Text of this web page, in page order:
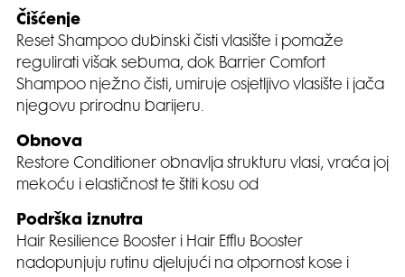
Čišćenje
Reset Shampoo dubinski čisti vlasište i pomaže
regulirati višak sebuma, dok Barrier Comfort
Shampoo nježno čisti, umiruje osjetljivo vlasište i jača
njegovu prirodnu barijeru.
Obnova
Restore Conditioner obnavlja strukturu vlasi, vraća joj
mekoću i elastičnost te štiti kosu od
Podrška iznutra
Hair Resilience Booster i Hair Efflu Booster
nadopunjuju rutinu djelujući na otpornost kose i